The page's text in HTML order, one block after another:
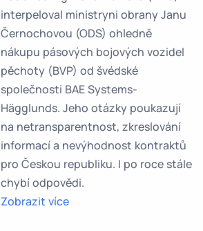
interpeloval ministryni obrany Janu
Černochovou (ODS) ohledně
nákupu pásových bojových vozidel
pěchoty (BVP) od švédské
společnosti BAE Systems-
Hägglunds. Jeho otázky poukazují
na netransparentnost, zkreslování
informací a nevýhodnost kontraktů
pro Českou republiku. I po roce stále
chybí odpovědi.
Zobrazit více